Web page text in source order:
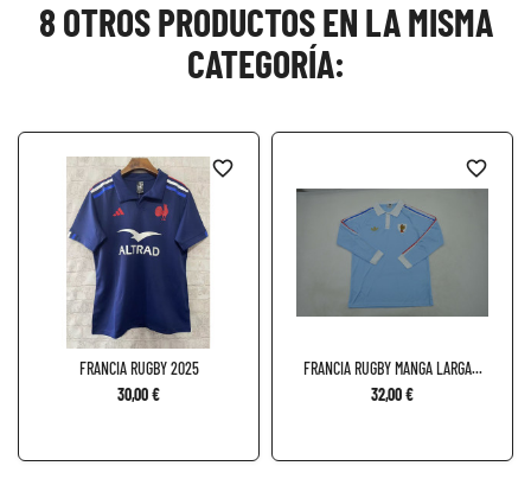
8 OTROS PRODUCTOS EN LA MISMA
CATEGORÍA:
FRANCIA RUGBY 2025
30,00 €
favorite_border
FRANCIA RUGBY MANGA LARGA...
32,00 €
favorite_border